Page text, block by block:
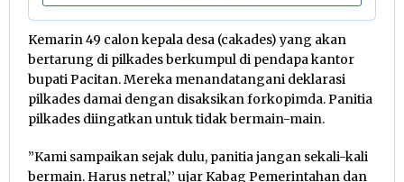
Kemarin 49 calon kepala desa (cakades) yang akan
bertarung di pilkades berkumpul di pendapa kantor
bupati Pacitan. Mereka menandatangani deklarasi
pilkades damai dengan disaksikan forkopimda. Panitia
pilkades diingatkan untuk tidak bermain-main.
”Kami sampaikan sejak dulu, panitia jangan sekali-kali
bermain. Harus netral,’’ ujar Kabag Pemerintahan dan